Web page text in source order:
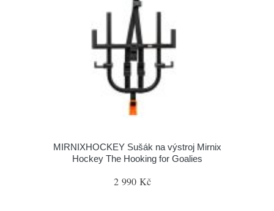
MIRNIXHOCKEY Sušák na výstroj Mirnix
Hockey The Hooking for Goalies
2 990 Kč